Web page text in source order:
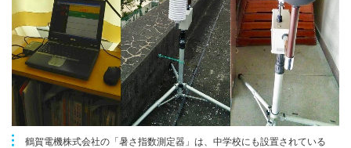
鶴賀電機株式会社の「暑さ指数測定器」は、中学校にも設置されている